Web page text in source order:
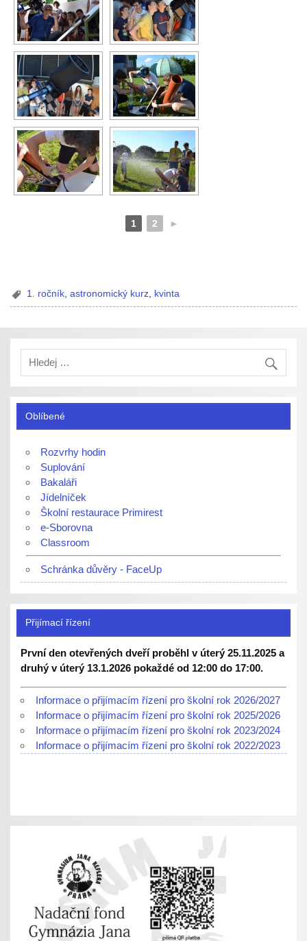
1 2 ►
1. ročník ,astronomický kurz kvinta
Oblíbené
Rozvrhy hodin
Suplování
Bakaláři
Jídelníček
Školní restaurace Primirest
e-Sborovna
Classroom
Schránka důvěry - FaceUp
Přijímací řízení
První den otevřených dveří proběhl v úterý 25.11.2025 a
druhý v úterý 13.1.2026 pokaždé od 12:00 do 17:00.
Informace o přijímacím řízení pro školní rok 2026/2027
Informace o přijímacím řízení pro školní rok 2025/2026
Informace o přijímacím řízení pro školní rok 2023/2024
Informace o přijímacím řízení pro školní rok 2022/2023